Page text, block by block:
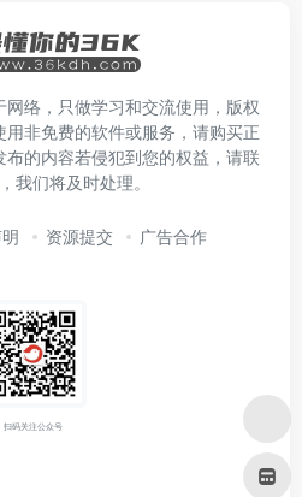
络，只做学习和交流使用，版权
非免费的软件或服务，请购买正
的内容若侵犯到您的权益，请联
我们将及时处理。
资源提交 广告合作
扫码关注公众号